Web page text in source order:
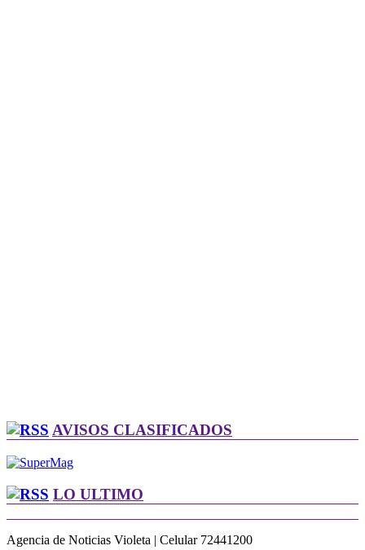
AVISOS CLASIFICADOS
LO ULTIMO
Agencia de Noticias Violeta | Celular 72441200